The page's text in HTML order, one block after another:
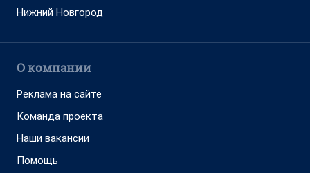
Нижний Новгород
О компании
Реклама на сайте
Команда проекта
Наши вакансии
Помощь